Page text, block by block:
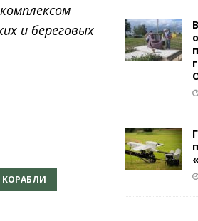
и береговых
КОРАБЛИ